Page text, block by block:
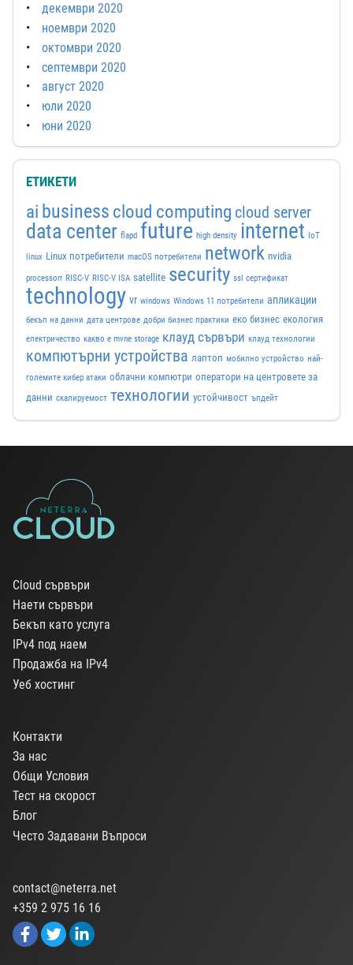
декември 2020
ноември 2020
октомври 2020
септември 2020
август 2020
юли 2020
юни 2020
ЕТИКЕТИ
ai business cloud computing cloud server
data center flapd future high density internet IoT
linux Linux потребители macOS потребители network nvidia
processorr RISC-V RISC-V ISA satellite security ssl сертификат
technology vr windows Windows 11 потребители апликации
бекъп на данни дата центрове добри бизнес практики еко бизнес екология
електричество какво е mvne storage клауд сървъри клауд технологии
компютърни устройства лаптоп мобилно устройство най-
големите кибер атаки облачни компютри оператори на центровете за
данни скалируемост технологии устойчивост ъпдейт
Cloud сървъри
Наети сървъри
Бекъп като услуга
IPv4 под наем
Продажба на IPv4
Уеб хостинг
Контакти
За нас
Общи Условия
Тест на скорост
Блог
Често Задавани Въпроси
contact@neterra.net
+359 2 975 16 16